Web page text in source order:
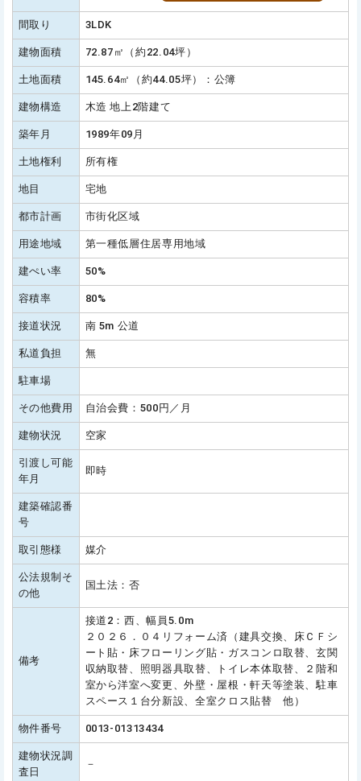
間取り 3LDK
建物面積 72.87㎡（約22.04坪）
土地面積 145.64㎡（約44.05坪）：公簿
建物構造 木造 地上2階建て
築年月 1989年09月
土地権利 所有権
地目 宅地
都市計画 市街化区域
用途地域 第一種低層住居専用地域
建ぺい率 50%
容積率 80%
接道状況 南 5m 公道
私道負担 無
駐車場
その他費用 自治会費：500円／月
建物状況 空家
引渡し可能
年月
即時
建築確認番
号
取引態様 媒介
公法規制そ
の他
国土法：否
備考
接道2：西、幅員5.0m
２０２６．０４リフォーム済（建具交換、床ＣＦシ
ート貼・床フローリング貼・ガスコンロ取替、玄関
収納取替、照明器具取替、トイレ本体取替、２階和
室から洋室へ変更、外壁・屋根・軒天等塗装、駐車
スペース１台分新設、全室クロス貼替 他）
物件番号 0013-01313434
建物状況調
査日
－